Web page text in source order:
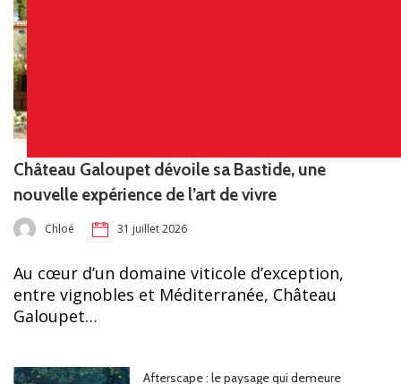
Château Galoupet dévoile sa Bastide, une
nouvelle expérience de l’art de vivre
Chloé 31 juillet 2026
Au cœur d’un domaine viticole d’exception,
entre vignobles et Méditerranée, Château
Galoupet…
Afterscape : le paysage qui demeure